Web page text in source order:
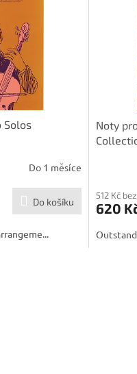
Solos
Do 1 měsíce
Do košíku
Noty
512 Kč
620